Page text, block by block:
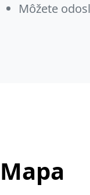
Môžete
Mapa